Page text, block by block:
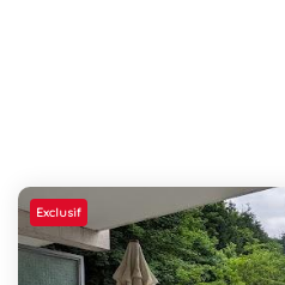
Exclusif